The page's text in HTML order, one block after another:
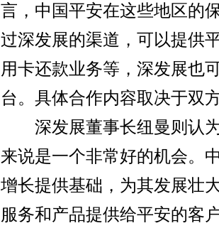
言，中国平安在这些地区的
过深发展的渠道，可以提供
用卡还款业务等，深发展也
台。具体合作内容取决于双
深发展董事长纽曼则认为
来说是一个非常好的机会。
增长提供基础，为其发展壮
服务和产品提供给平安的客